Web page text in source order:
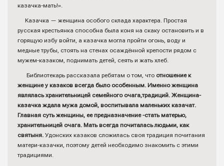
казачка-мать!».
Казачка — женщина особого склада характера. Простая
русская крестьянка способна была коня на скаку остановить и в
горящую избу войти, а казачка могла пройти огонь, воду и
медные трубы, стоять на стенах осаждённой крепости рядом с
мужем-казаком, поднимать детей, сеять и жать хлеб.
Библиотекарь рассказала ребятам о том, что отношение к
женщине у казаков всегда было особенным. Именно женщина
являлась хранительницей семейного очага,традиций. Женщина-
казачка ждала мужа домой, воспитывала маленьких казачат.
Главная суть женщины, ее предназначение -стать матерью,
хранительницей очага. Мать всегда почиталась людьми, как
святыня. Удонских казаков сложилась своя традиция почитания
матери-казачки, поэтому детей необходимо знакомить с этими
традициями.